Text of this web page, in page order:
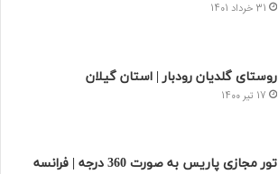
31 خرداد 1401
روستای گلدیان رودبار | استان گیلان
17 تیر 1400
تور مجازی پاریس به صورت 360 درجه | فرانسه